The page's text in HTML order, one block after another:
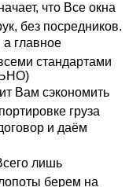
что Все окна
без посредников.
главное
стандартами
Вам сэкономить
груза
и даём
лишь
берем на